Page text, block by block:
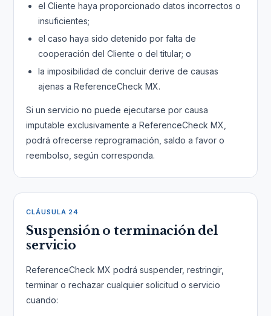
el Cliente haya proporcionado datos incorrectos o
insuficientes;
el caso haya sido detenido por falta de
cooperación del Cliente o del titular; o
la imposibilidad de concluir derive de causas
ajenas a ReferenceCheck MX.
Si un servicio no puede ejecutarse por causa
imputable exclusivamente a ReferenceCheck MX,
podrá ofrecerse reprogramación, saldo a favor o
reembolso, según corresponda.
CLÁUSULA 24
Suspensión o terminación del
servicio
ReferenceCheck MX podrá suspender, restringir,
terminar o rechazar cualquier solicitud o servicio
cuando: